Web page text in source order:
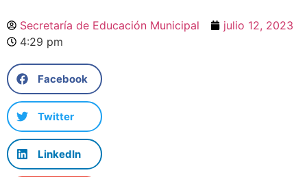
Secretaría de Educación Municipal
julio 12, 2023
4:29 pm
Facebook
Twitter
LinkedIn